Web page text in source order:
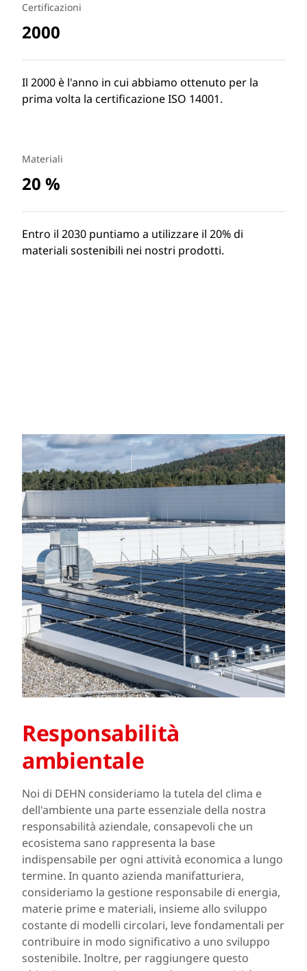
Certificazioni
2000
Il 2000 è l'anno in cui abbiamo ottenuto per la
prima volta la certificazione ISO 14001.
Materiali
20 %
Entro il 2030 puntiamo a utilizzare il 20% di
materiali sostenibili nei nostri prodotti.
Responsabilità
ambientale
Noi di DEHN consideriamo la tutela del clima e
dell'ambiente una parte essenziale della nostra
responsabilità aziendale, consapevoli che un
ecosistema sano rappresenta la base
indispensabile per ogni attività economica a lungo
termine. In quanto azienda manifatturiera,
consideriamo la gestione responsabile di energia,
materie prime e materiali, insieme allo sviluppo
costante di modelli circolari, leve fondamentali per
contribuire in modo significativo a uno sviluppo
sostenibile. Inoltre, per raggiungere questo